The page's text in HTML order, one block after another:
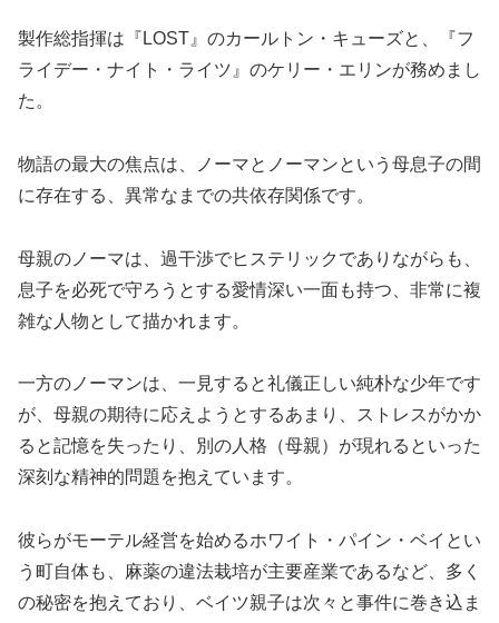
製作総指揮は『LOST』のカールトン・キューズと、『フ
ライデー・ナイト・ライツ』のケリー・エリンが務めまし
た。
物語の最大の焦点は、ノーマとノーマンという母息子の間
に存在する、異常なまでの共依存関係です。
母親のノーマは、過干渉でヒステリックでありながらも、
息子を必死で守ろうとする愛情深い一面も持つ、非常に複
雑な人物として描かれます。
一方のノーマンは、一見すると礼儀正しい純朴な少年です
が、母親の期待に応えようとするあまり、ストレスがかか
ると記憶を失ったり、別の人格（母親）が現れるといった
深刻な精神的問題を抱えています。
彼らがモーテル経営を始めるホワイト・パイン・ベイとい
う町自体も、麻薬の違法栽培が主要産業であるなど、多く
の秘密を抱えており、ベイツ親子は次々と事件に巻き込ま